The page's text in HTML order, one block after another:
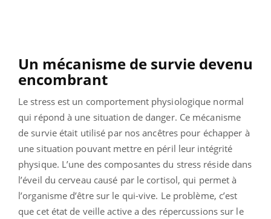
Un mécanisme de survie devenu
encombrant
Le stress est un comportement physiologique normal
qui répond à une situation de danger. Ce mécanisme
de survie était utilisé par nos ancêtres pour échapper à
une situation pouvant mettre en péril leur intégrité
physique. L’une des composantes du stress réside dans
l’éveil du cerveau causé par le cortisol, qui permet à
l’organisme d’être sur le qui-vive. Le problème, c’est
que cet état de veille active a des répercussions sur le